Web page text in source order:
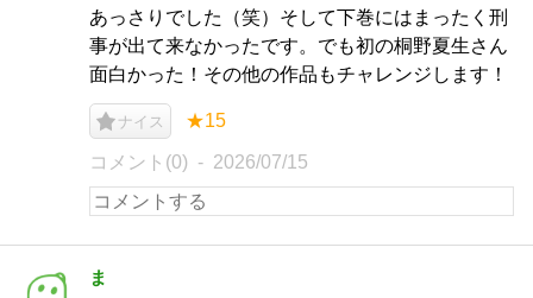
あっさりでした（笑）そして下巻にはまったく刑
事が出て来なかったです。でも初の桐野夏生さん
面白かった！その他の作品もチャレンジします！
ナイス ★15
コメント(0) 2026/07/15
ま